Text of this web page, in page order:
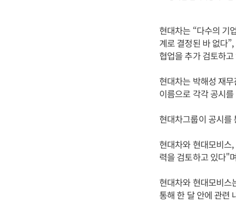
현대차는 “다수의 기
계로 결정된 바 없다
협업을 추가 검토하
현대차는 박해성 재
이름으로 각각 공시
현대차그룹이 공시를
현대차와 현대모비스
력을 검토하고 있다"
현대차와 현대모비스
통해 한 달 안에 관련